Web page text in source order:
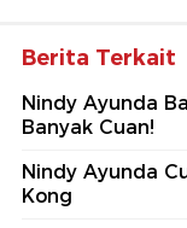
Berita Terkait
Nindy Ayunda
Banyak Cuan!
Nindy Ayunda
Kong